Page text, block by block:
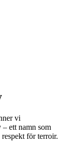
vi
ett namn som
för terroir.